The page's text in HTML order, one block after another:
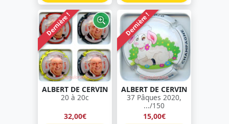
Dernière !
ALBERT DE CERVIN
20 à 20c
32,00€
Dernière !
ALBERT DE CERVIN
37 Pâques 2020,
.../150
15,00€